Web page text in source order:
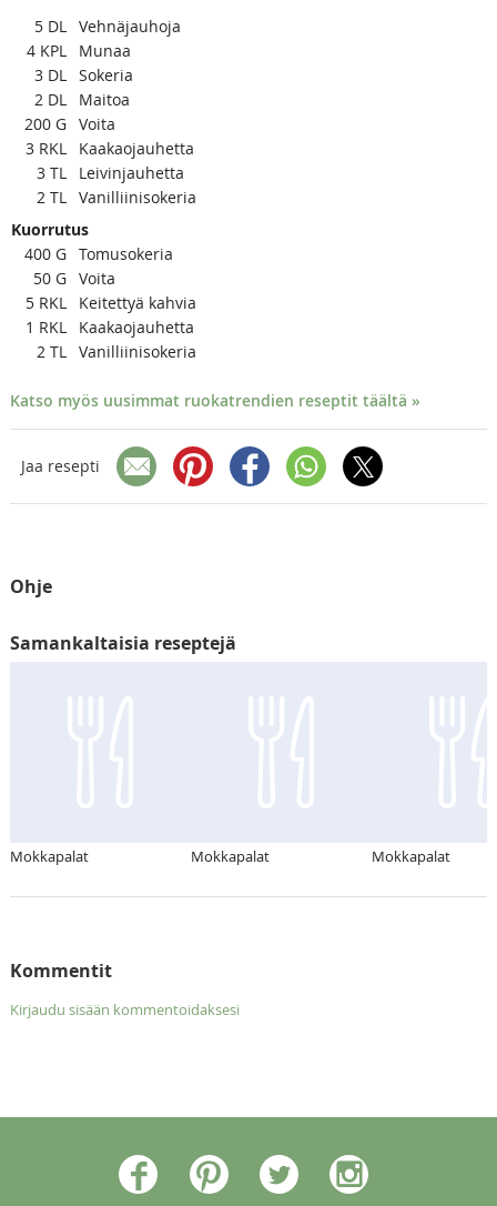
5 DL Vehnäjauhoja
4 KPL
Munaa
3 DL Sokeria
2 DL
Maitoa
200 G Voita
3 RKL
Kaakaojauhetta
3 TL
Leivinjauhetta
2 TL Vanilliinisokeria
Kuorrutus
400 G Tomusokeria
50 G Voita
5 RKL
Keitettyä kahvia
1 RKL
Kaakaojauhetta
2 TL Vanilliinisokeria
Katso myös uusimmat ruokatrendien reseptit täältä »
Jaa resepti
Ohje
Samankaltaisia reseptejä
Mokkapalat Mokkapalat Mokkapalat
Kommentit
Kirjaudu sisään kommentoidaksesi